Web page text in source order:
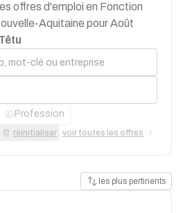
offres d'emploi en Fonction
Aquitaine pour Août
clé ou entreprise
Profession
réinitialiser voir toutes les offres
les plus pertinents